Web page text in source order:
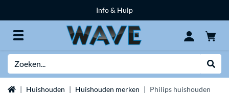
Info & Hulp
Home Huishouden Huishouden merken Philips huishouden